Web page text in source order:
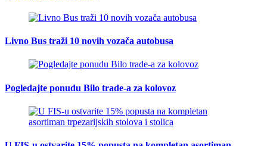
Livno Bus traži 10 novih vozača autobusa
Pogledajte ponudu Bilo trade-a za kolovoz